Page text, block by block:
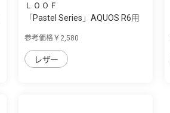
ＬＯＯＦ
「Pastel Series」AQUOS R6用
参考価格￥2,580
レザー